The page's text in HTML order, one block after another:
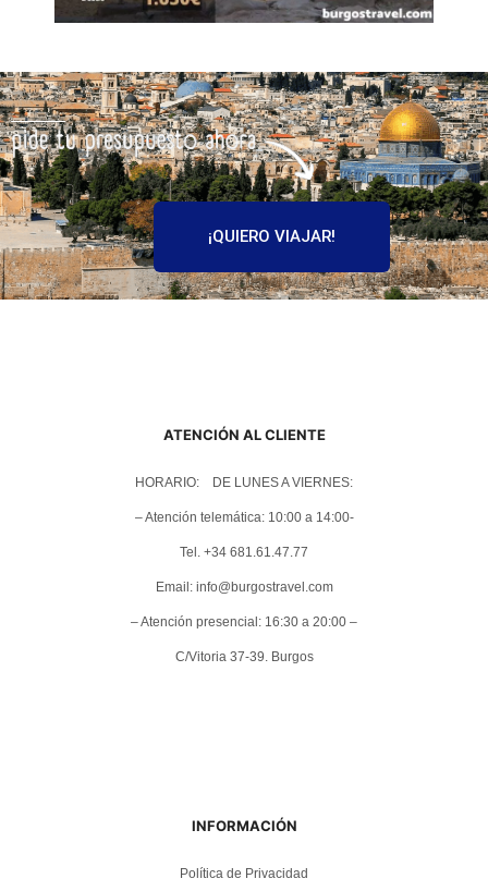
¡QUIERO VIAJAR!
ATENCIÓN AL CLIENTE
HORARIO: DE LUNES A VIERNES:
– Atención telemática: 10:00 a 14:00-
Tel. +34 681.61.47.77
Email: info@burgostravel.com
– Atención presencial: 16:30 a 20:00 –
C/Vitoria 37-39. Burgos
INFORMACIÓN
Política de Privacidad